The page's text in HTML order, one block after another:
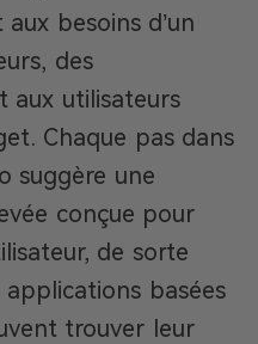
besoins d’un
des
aux utilisateurs
Chaque pas dans
suggère une
conçue pour
de sorte
basées
trouver leur